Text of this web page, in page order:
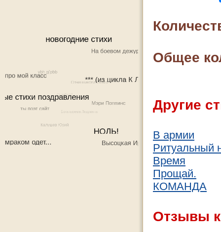
Общее
Другие
В армии
Ритуальный
Время
Прощай.
КОМАНДА
Отзывы